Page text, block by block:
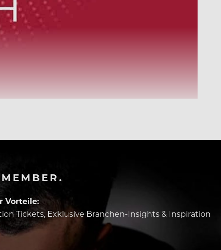
Vorteile:
Tickets, Exklusive Branchen-Insights & Inspiration